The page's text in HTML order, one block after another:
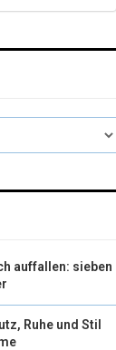
auffallen: sieben
Ruhe und Stil